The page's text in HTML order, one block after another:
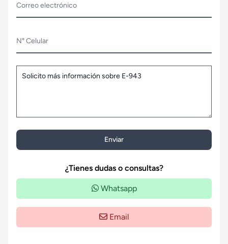
Correo electrónico
N° Celular
Enviar
¿Tienes dudas o consultas?
Whatsapp
Email